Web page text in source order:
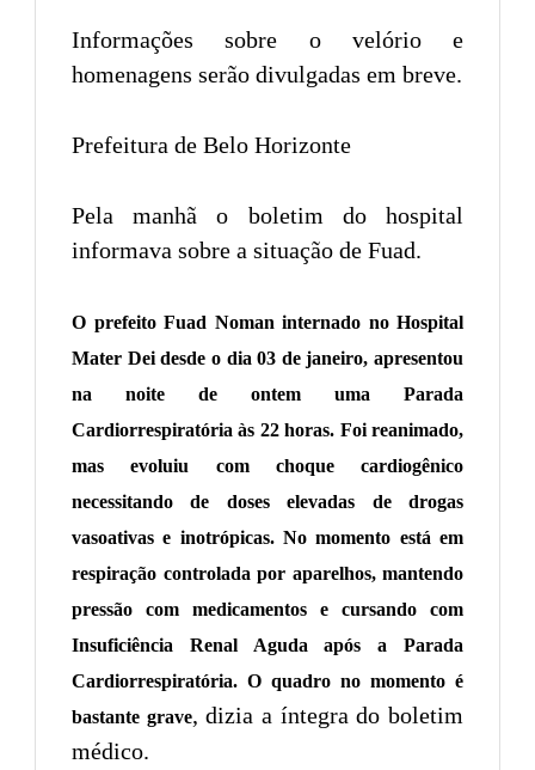
Informações sobre o velório e
homenagens serão divulgadas em breve.
Prefeitura de Belo Horizonte
Pela manhã o boletim do hospital
informava sobre a situação de Fuad.
O prefeito Fuad Noman internado no Hospital
Mater Dei desde o dia 03 de janeiro, apresentou
na noite de ontem uma Parada
Cardiorrespiratória às 22 horas. Foi reanimado,
mas evoluiu com choque cardiogênico
necessitando de doses elevadas de drogas
vasoativas e inotrópicas. No momento está em
respiração controlada por aparelhos, mantendo
pressão com medicamentos e cursando com
Insuficiência Renal Aguda após a Parada
Cardiorrespiratória. O quadro no momento é
bastante grave, dizia a íntegra do boletim
médico.